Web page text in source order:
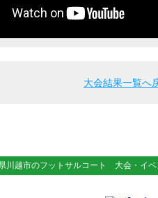
大会結果一覧へ
川越市のフットサルコート 大会・イ